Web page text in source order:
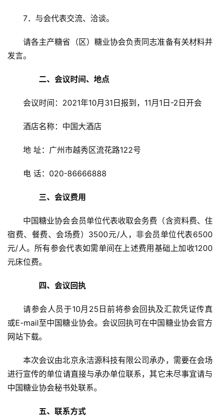
云
糖
报
价
7．与会代表交流、洽谈。
请各主产糖省（区）糖业协会负责同志准备有关材料并
发言。
二、会议时间、地点
会议时间：2021年10月31日报到，11月1日-2日开会
酒店名称：中国大酒店
地 址：广州市越秀区流花路122号
电 话：020-86666888
三、会议费用
中国糖业协会会员单位代表收取会务费（含资料费、住
宿费、餐费、会场费）3500元/人，非会员单位代表6500
元/人。所有参会代表如需单间在上述费用基础上加收1200
元床位费。
四、会议回执
请参会人员于10月25日前将参会回执及汇款凭证传真
或E-mail至中国糖业协会。会议回执可在中国糖业协会官方
网站下载。
本次会议由北京永洁源科技有限公司承办，需要在会场
进行宣传的单位请直接与承办单位联系，其它未尽事宜请与
中国糖业协会秘书处联系。
五、联系方式